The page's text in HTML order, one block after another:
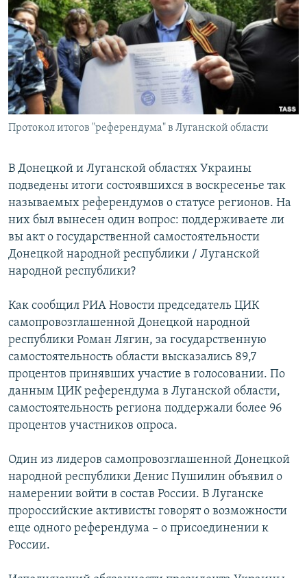
РАСПИСАНИЕ ВЕЩАНИЯ
ПОДПИШИТЕСЬ НА РАССЫЛКУ
СОЦИАЛЬНЫЕ СЕТИ
Все сайты РСЕ/РС
Протокол итогов "референдума" в Луганской области
В Донецкой и Луганской областях Украины
подведены итоги состоявшихся в воскресенье так
называемых референдумов о статусе регионов. На
них был вынесен один вопрос: поддерживаете ли
вы акт о государственной самостоятельности
Донецкой народной республики / Луганской
народной республики?
Как сообщил РИА Новости председатель ЦИК
самопровозглашенной Донецкой народной
республики Роман Лягин, за государственную
самостоятельность области высказались 89,7
процентов принявших участие в голосовании. По
данным ЦИК референдума в Луганской области,
самостоятельность региона поддержали более 96
процентов участников опроса.
Один из лидеров самопровозглашенной Донецкой
народной республики Денис Пушилин объявил о
намерении войти в состав России. В Луганске
пророссийские активисты говорят о возможности
еще одного референдума – о присоединении к
России.